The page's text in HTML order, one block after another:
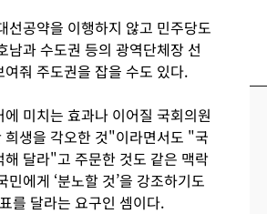
선공약을 이행하지 않고 민주당도
과 수도권 등의 광역단체장 선
줘 주도권을 잡을 수도 있다.
미치는 효과나 이어질 국회의원
생을 각오한 것"이라면서도 "국
달라"고 주문한 것도 같은 맥락
에게 ‘분노할 것’을 강조하기도
를 달라는 요구인 셈이다.